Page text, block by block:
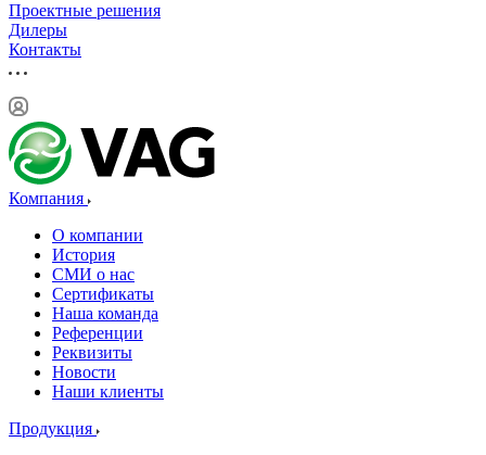
Проектные решения
Дилеры
Контакты
Компания
О компании
История
СМИ о нас
Cертификаты
Наша команда
Референции
Реквизиты
Новости
Наши клиенты
Продукция